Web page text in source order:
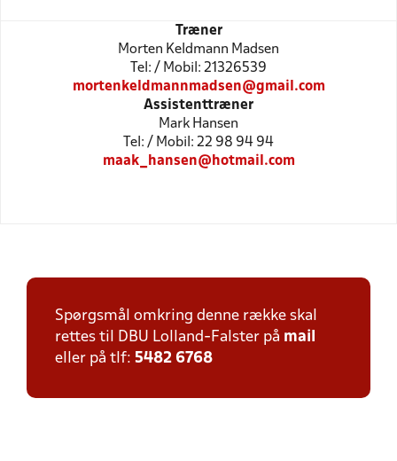
Træner
Morten Keldmann Madsen
Tel: / Mobil: 21326539
mortenkeldmannmadsen@gmail.com
Assistenttræner
Mark Hansen
Tel: / Mobil: 22 98 94 94
maak_hansen@hotmail.com
Spørgsmål omkring denne række skal
rettes til DBU Lolland-Falster på mail
eller på tlf: 5482 6768